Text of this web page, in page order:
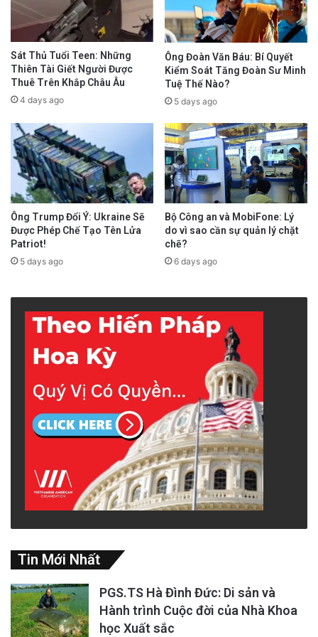
Chưa rõ những công ty nào sẽ được chỉ định
thầu để thực hiện dự án đường sắt cao tốc
lớn này thể hiện ở chỗ có ba bài toán mà Việt
Nam phải giải cùng một lúc: Sẽ chọn công
nghệ và khung tiêu chuẩn kỹ thuật nào? Bài
toán tài chính, huy động đa nguồn vốn ra sao,
và vay tiền của ai? Làm cách nào để doanh
nghiệp Việt Nam có thể tham gia vào một dự
án mà họ sẽ phụ thuộc nhiều vào nước ngoài
về tài chính và công nghệ?
Tiếp tục làm đường sắt cao tốc với “cái
bụng rỗng”
Trung Quốc đánh giá công ty xe hơi Vinfast
của Việt Nam chỉ làcái “bụng rỗng” , phụ thuộc
vào thiết kế và linh kiện phụ tùng của Trung
Sát Thủ Tuổi Teen: Những
Thiên Tài Giết Người Được
Thuê Trên Khắp Châu Âu
4 days ago
Ông Đoàn Văn Báu: Bí Quyết
Kiểm Soát Tăng Đoàn Sư Minh
Tuệ Thế Nào?
5 days ago
Ông Trump Đổi Ý: Ukraine Sẽ
Được Phép Chế Tạo Tên Lửa
Patriot!
5 days ago
Bộ Công an và MobiFone: Lý
do vì sao cần sự quản lý chặt
chẽ?
6 days ago
Tin Mới Nhất
PGS.TS Hà Đình Đức: Di sản và
Hành trình Cuộc đời của Nhà Khoa
học Xuất sắc